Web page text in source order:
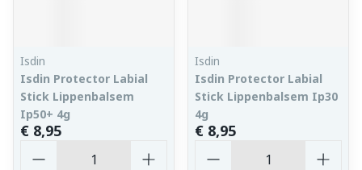
Isdin
Isdin Protector Labial
Stick Lippenbalsem
Ip50+ 4g
€ 8,95
Isdin
Isdin Protector Labial
Stick Lippenbalsem Ip30
4g
€ 8,95